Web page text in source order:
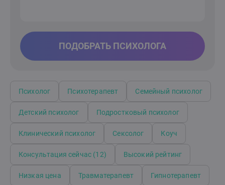
счастливыми. До встречи на консультации!
ПОДОБРАТЬ ПСИХОЛОГА
Психолог Психотерапевт Семейный психолог
Детский психолог Подростковый психолог
Клинический психолог Сексолог Коуч
Консультация сейчас (12) Высокий рейтинг
Низкая цена Травматерапевт Гипнотерапевт